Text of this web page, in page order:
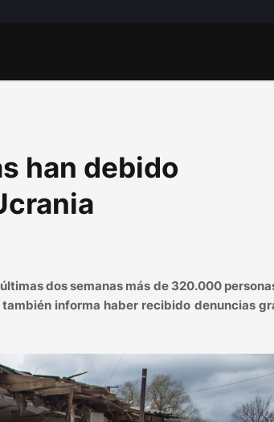
han debido
dos semanas más de 320.000
informa haber recibido denuncias